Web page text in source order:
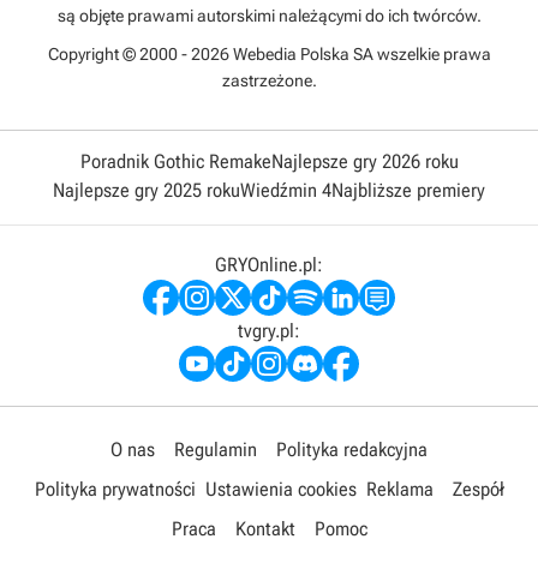
są objęte prawami autorskimi należącymi do ich twórców.
Copyright © 2000 - 2026 Webedia Polska SA wszelkie prawa
zastrzeżone.
Poradnik Gothic RemakeNajlepsze gry 2026 roku
Najlepsze gry 2025 rokuWiedźmin 4Najbliższe premiery
GRYOnline.pl:
tvgry.pl:
O nas Regulamin
Polityka redakcyjna
Polityka prywatności Ustawienia cookies Reklama
Zespół
Praca
Kontakt Pomoc